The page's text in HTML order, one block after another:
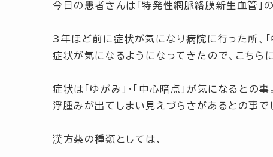
今日の患者さんは「特発性網脈絡膜新生血管」の
3年ほど前に症状が気になり病院に行った所、
症状が気になるようになってきたので、こちら
症状は 「ゆがみ」 ・ 「中心暗点」 が気になるとの事。
浮腫みが出てしまい見えづらさがあるとの事で
漢方薬の種類としては、